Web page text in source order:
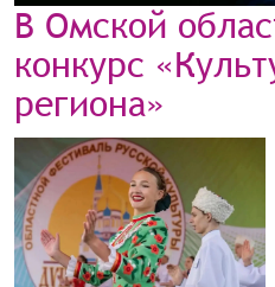
В Омской
конкурс
региона»